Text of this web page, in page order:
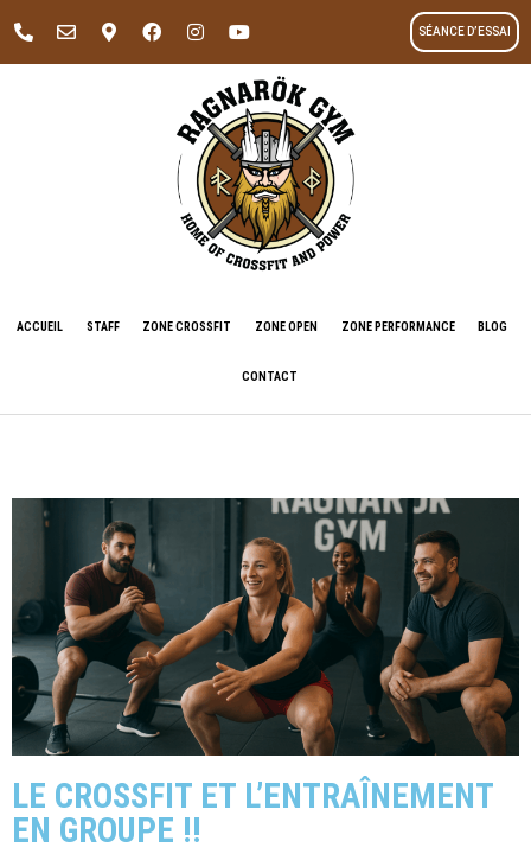
SÉANCE D’ESSAI
ACCUEIL STAFF ZONE CROSSFIT ZONE OPEN ZONE PERFORMANCE BLOG
CONTACT
LE CROSSFIT ET L’ENTRAÎNEMENT
EN GROUPE !!